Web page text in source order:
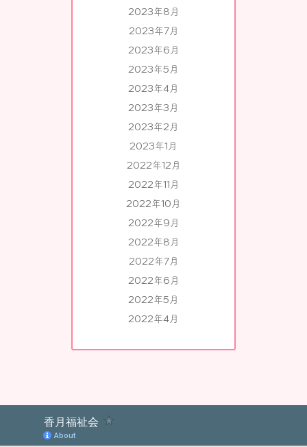
2023年8月
2023年7月
2023年6月
2023年5月
2023年4月
2023年3月
2023年2月
2023年1月
2022年12月
2022年11月
2022年10月
2022年9月
2022年8月
2022年7月
2022年6月
2022年5月
2022年4月